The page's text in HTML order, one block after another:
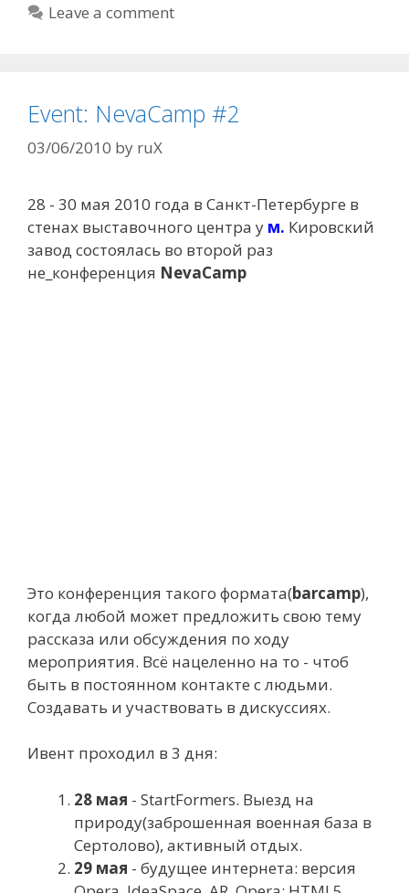
Leave a comment
Event: NevaCamp #2
03/06/2010 by ruX
28 - 30 мая 2010 года в Санкт-Петербурге в
стенах выставочного центра у м. Кировский
завод состоялась во второй раз
не_конференция NevaCamp
Это конференция такого формата(barcamp),
когда любой может предложить свою тему
рассказа или обсуждения по ходу
мероприятия. Всё нацеленно на то - чтоб
быть в постоянном контакте с людьми.
Создавать и участвовать в дискуссиях.
Ивент проходил в 3 дня:
28 мая - StartFormers. Выезд на
природу(заброшенная военная база в
Сертолово), активный отдых.
29 мая - будущее интернета: версия